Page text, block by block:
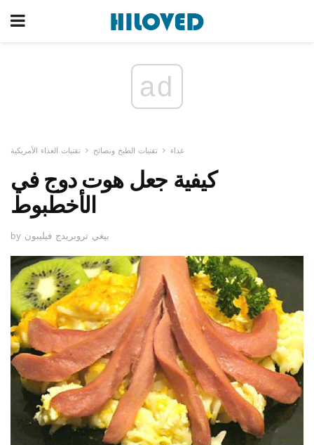
ad
غداء تقنيات الطبخ ونصائح تقنيات الغذاء الأمريكية
كيفية جعل هوت دوج في
الأخطبوط
by بيغي تروبريدج فيليبون